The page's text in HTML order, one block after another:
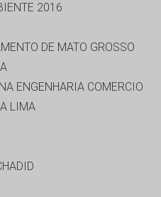
2016
DE MATO GROSSO
ENGENHARIA COMERCIO
LIMA